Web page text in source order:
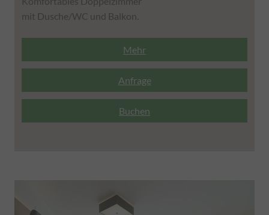
mit Dusche/WC und Balkon.
Mehr
Anfrage
Buchen